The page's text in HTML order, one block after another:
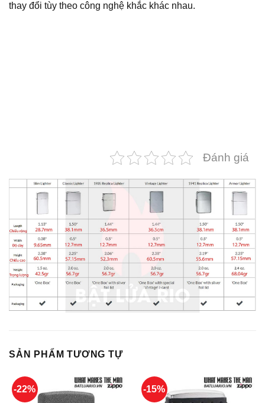
thay đổi tùy theo công nghệ khắc khác nhau.
Đánh giá
SẢN PHẨM TƯƠNG TỰ
-22% -15%